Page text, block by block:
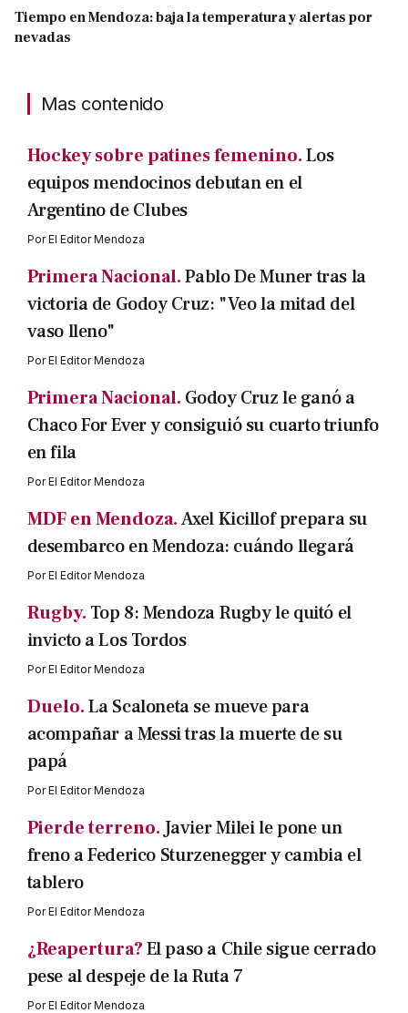
Tiempo en Mendoza: baja la temperatura y alertas por
nevadas
Mas contenido
Hockey sobre patines femenino.Los
equipos mendocinos debutan en el
Argentino de Clubes
PorEl Editor Mendoza
Primera Nacional.Pablo De Muner tras la
victoria de Godoy Cruz: "Veo la mitad del
vaso lleno"
PorEl Editor Mendoza
Primera Nacional. Godoy Cruz le ganó a
Chaco For Ever y consiguió su cuarto triunfo
en fila
PorEl Editor Mendoza
MDF en Mendoza.Axel Kicillof prepara su
desembarco en Mendoza: cuándo llegará
PorEl Editor Mendoza
Rugby. Top 8: Mendoza Rugby le quitó el
invicto a Los Tordos
PorEl Editor Mendoza
Duelo.La Scaloneta se mueve para
acompañar a Messi tras la muerte de su
papá
PorEl Editor Mendoza
Pierde terreno. Javier Milei le pone un
freno a Federico Sturzenegger y cambia el
tablero
PorEl Editor Mendoza
¿Reapertura?El paso a Chile sigue cerrado
pese al despeje de la Ruta 7
PorEl Editor Mendoza